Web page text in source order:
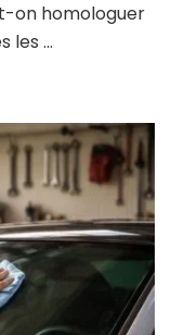
on homologuer
les …